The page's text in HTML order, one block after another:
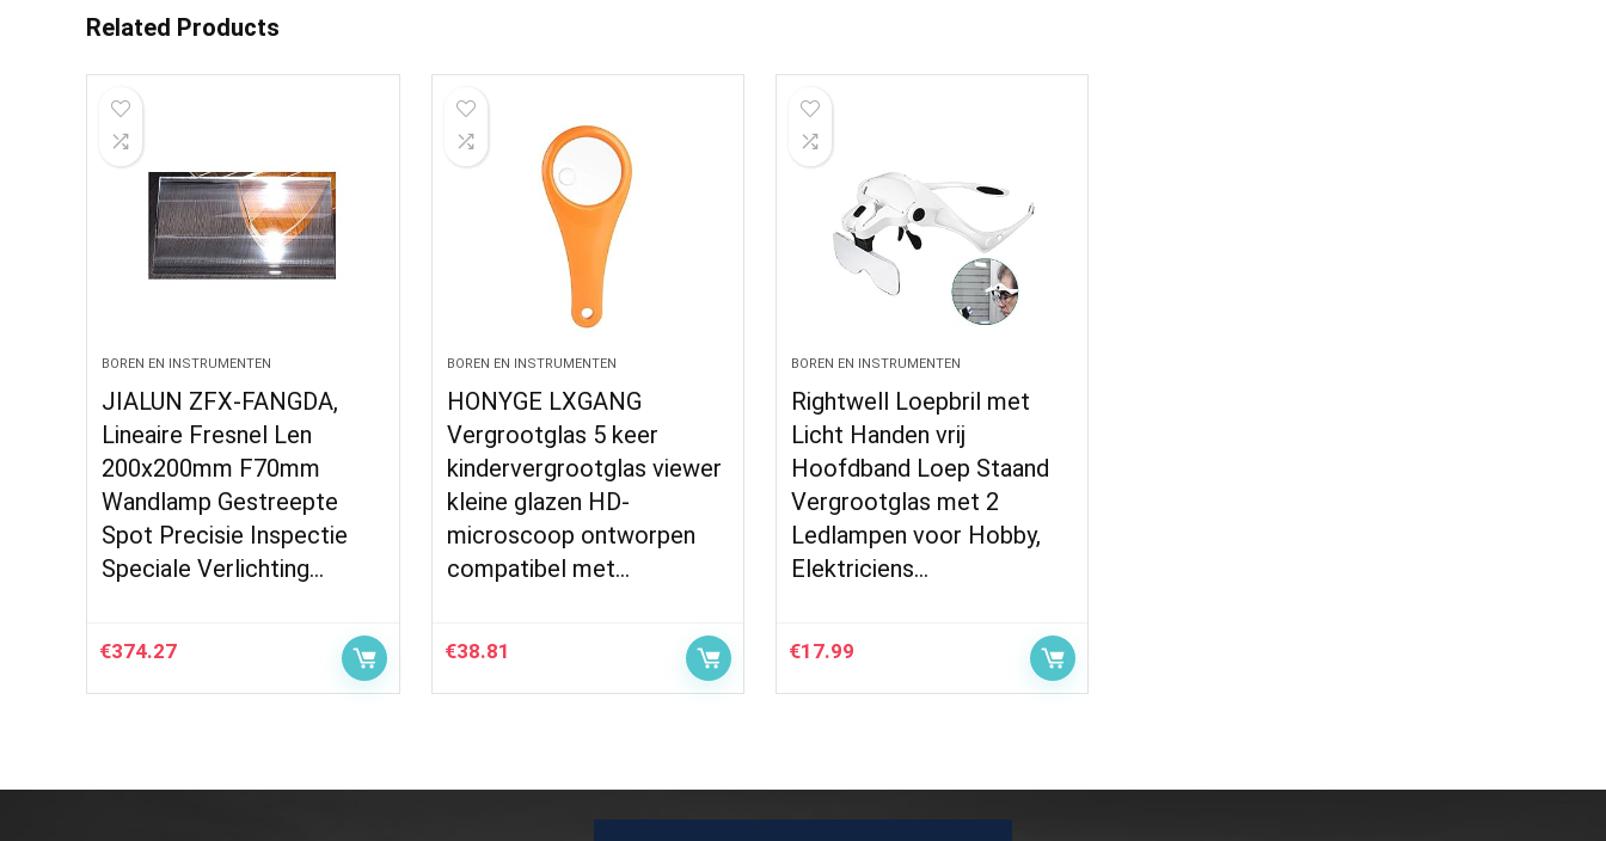
Related Products
BOREN EN INSTRUMENTEN
JIALUN ZFX-FANGDA,
Lineaire Fresnel Len
200x200mm F70mm
Wandlamp Gestreepte
Spot Precisie Inspectie
Speciale Verlichting…
€374.27
BOREN EN INSTRUMENTEN
HONYGE LXGANG
Vergrootglas 5 keer
kindervergrootglas viewer
kleine glazen HD-
microscoop ontworpen
compatibel met…
€38.81
BOREN EN INSTRUMENTEN
Rightwell Loepbril met
Licht Handen vrij
Hoofdband Loep Staand
Vergrootglas met 2
Ledlampen voor Hobby,
Elektriciens…
€17.99